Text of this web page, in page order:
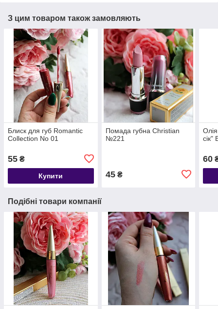
З цим товаром також замовляють
Блиск для губ Romantic
Collection No 01
55 ₴
Купити
Помада губна Christian
№221
45₴
сік"
60
Подібні товари компанії